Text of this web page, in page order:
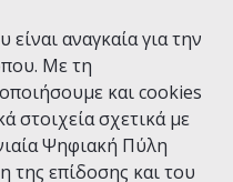
αναγκαία για την
Με τη
και cookies
στοιχεία σχετικά με
Ψηφιακή Πύλη
της επίδοσης και του
Ψηφιακής